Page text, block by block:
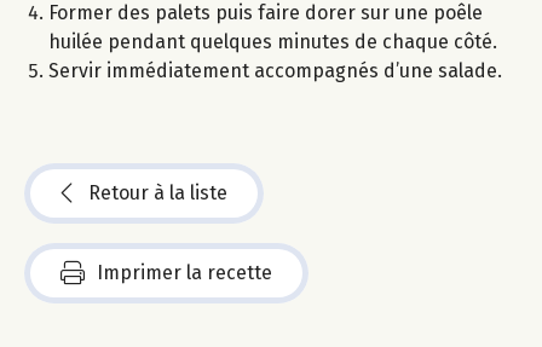
Former des palets puis faire dorer sur une poêle
huilée pendant quelques minutes de chaque côté.
Servir immédiatement accompagnés d’une salade.
Retour à la liste
Imprimer la recette